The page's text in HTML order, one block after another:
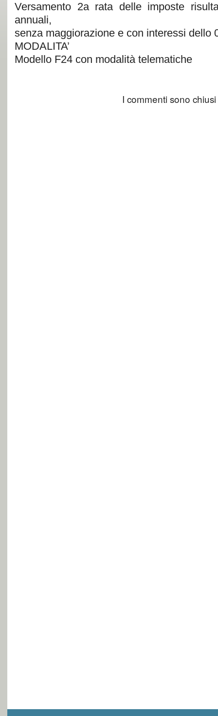
Versamento 2a rata delle imposte
annuali,
senza maggiorazione e con interessi dello
MODALITA’
Modello F24 con modalità telematiche
I commenti sono chiusi